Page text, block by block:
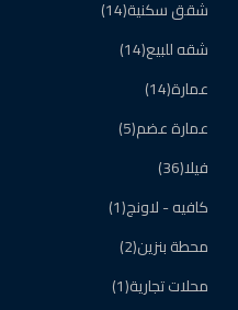
شقق سكنية(14)
شقه للبيع(14)
عمارة(14)
عمارة عضم(5)
فيلا(36)
كافيه - لاونج(1)
محطة بنزين(2)
محلات تجارية(1)